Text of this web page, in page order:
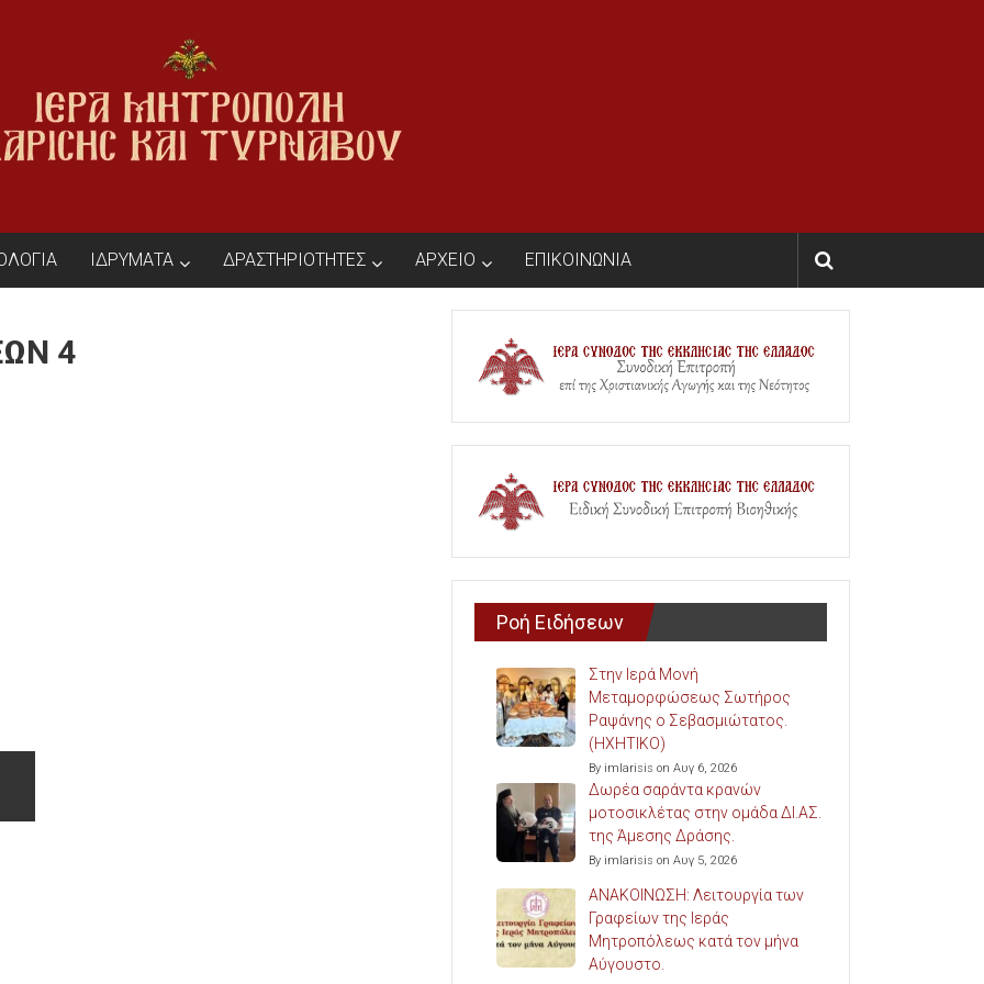
ΙΔΡΥΜΑΤΑ ΔΡΑΣΤΗΡΙΟΤΗΤΕΣ ΑΡΧΕΙΟ ΕΠΙΚΟΙΝΩΝΙΑ
4
Ροή Ειδήσεων
Στην Ιερά Μονή
Μεταμορφώσεως Σωτήρος
Ραψάνης ο Σεβασμιώτατος.
(ΗΧΗΤΙΚΟ)
By imlarisis on Αυγ 6, 2026
Δωρέα σαράντα κρανών
μοτοσικλέτας στην ομάδα ΔΙ.ΑΣ.
της Άμεσης Δράσης.
By imlarisis on Αυγ 5, 2026
ΑΝΑΚΟΙΝΩΣΗ: Λειτουργία των
Γραφείων της Ιεράς
Μητροπόλεως κατά τον μήνα
Αύγουστο.